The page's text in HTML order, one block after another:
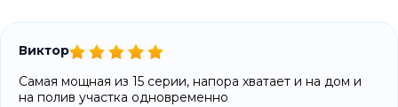
Виктор
Самая мощная из 15 серии, напора хватает и на дом и
на полив участка одновременно